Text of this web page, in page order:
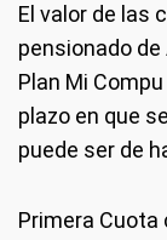
El valor de las
pensionado de
Plan Mi
plazo en que
puede ser de
Primera Cuota